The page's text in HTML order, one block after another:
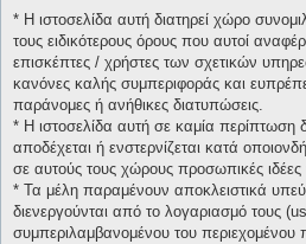
* H ιστοσελίδα αυτή διατηρεί χώρο
τους ειδικότερους όρους που αυτοί
επισκέπτες / χρήστες των σχετικών
κανόνες καλής συμπεριφοράς και
παράνομες ή ανήθικες διατυπώσεις.
* H ιστοσελίδα αυτή σε καμία περίπτωση
αποδέχεται ή ενστερνίζεται κατά
σε αυτούς τους χώρους προσωπικές ιδέες
* Τα μέλη παραμένουν αποκλειστικά
διενεργούνται από το λογαριασμό τους
συμπεριλαμβανομένου του